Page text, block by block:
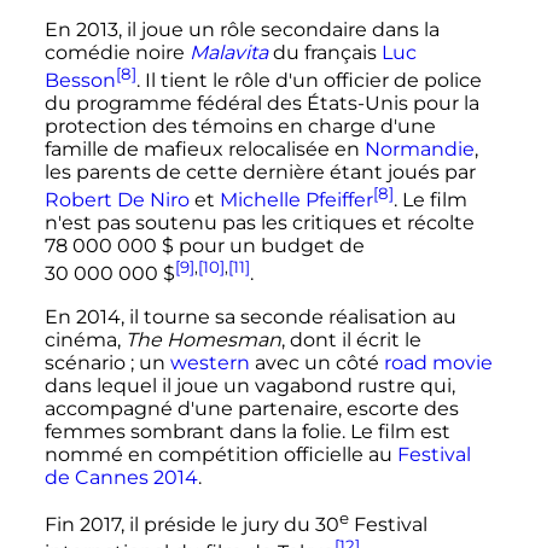
En 2013, il joue un rôle secondaire dans la
comédie noire Malavitadu français Luc
Besson[8]. Il tient le rôle d'un officier de police
du programme fédéral des États-Unis pour la
protection des témoins en charge d'une
famille de mafieux relocalisée en Normandie,
les parents de cette dernière étant joués par
Robert De Niroet Michelle Pfeiffer[8]. Le film
n'est pas soutenu pas les critiques et récolte
78 000 000 $ pour un budget de
30 000 000 $[9],[10],[11].
En 2014, il tourne sa seconde réalisation au
cinéma, The Homesman, dont il écrit le
scénario ; un western avec un côté road movie
dans lequel il joue un vagabond rustre qui,
accompagné d'une partenaire, escorte des
femmes sombrant dans la folie. Le film est
nommé en compétition officielle au Festival
de Cannes 2014.
Fin 2017, il préside le jury du 30eFestival